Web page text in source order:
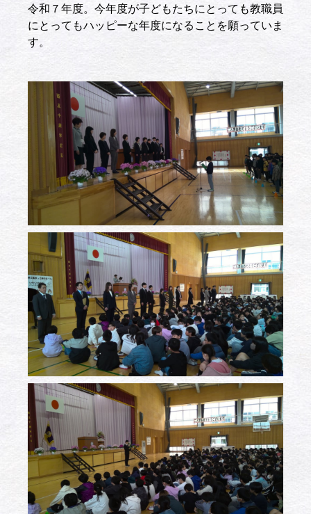
令和７年度。今年度が子どもたちにとっても教職員
にとってもハッピーな年度になることを願っていま
す。